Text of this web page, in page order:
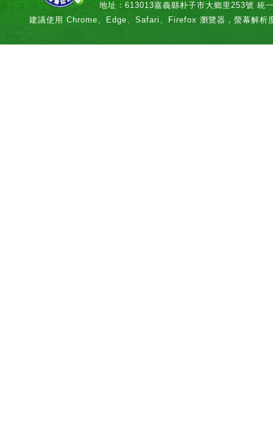
地址：613013嘉義縣朴子市大鄉里253號 統
建議使用 Chrome、Edge、Safari、Firefox 瀏覽器，螢幕解